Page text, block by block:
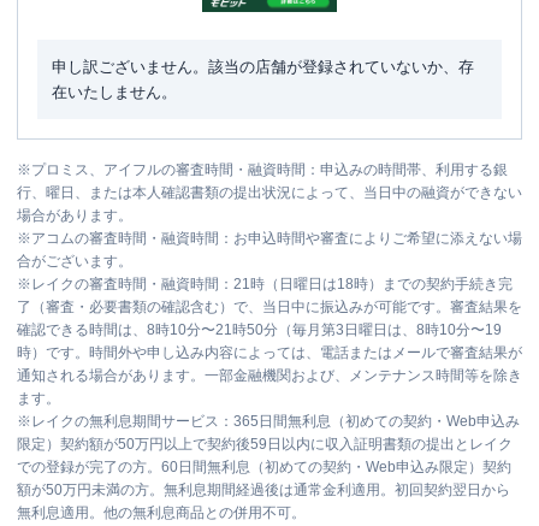
申し訳ございません。該当の店舗が登録されていないか、存
在いたしません。
※プロミス、アイフルの審査時間・融資時間：申込みの時間帯、利用する銀
行、曜日、または本人確認書類の提出状況によって、当日中の融資ができない
場合があります。
※アコムの審査時間・融資時間：お申込時間や審査によりご希望に添えない場
合がございます。
※ レイクの審査時間・融資時間：21時（日曜日は18時）までの契約手続き完
了（審査・必要書類の確認含む）で、当日中に振込みが可能です。審査結果を
確認できる時間は、8時10分〜21時50分（毎月第3日曜日は、8時10分〜19
時）です。時間外や申し込み内容によっては、電話またはメールで審査結果が
通知される場合があります。一部金融機関および、メンテナンス時間等を除き
ます。
※ レイクの無利息期間サービス：365日間無利息（初めての契約・Web申込み
限定）契約額が50万円以上で契約後59日以内に収入証明書類の提出とレイク
での登録が完了の方。60日間無利息（初めての契約・Web申込み限定）契約
額が50万円未満の方。無利息期間経過後は通常金利適用。初回契約翌日から
無利息適用。他の無利息商品との併用不可。